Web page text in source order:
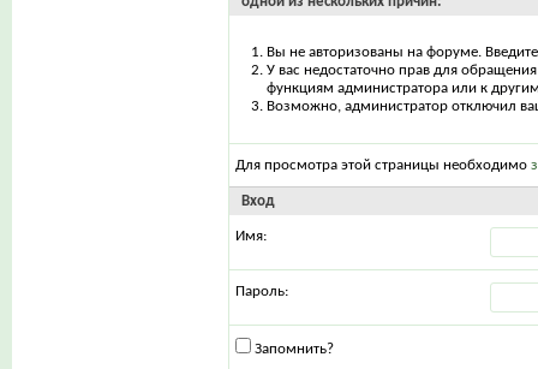
Вы не авторизованы на форуме.
У вас недостаточно прав для
функциям администратора или к
Возможно, администратор отключил
Для просмотра этой страницы необходимо
Вход
Имя:
Пароль:
Запомнить?